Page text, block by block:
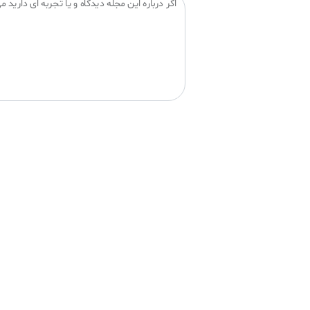
اگر درباره این مجله دیدگاه و یا تجربه ای دارید